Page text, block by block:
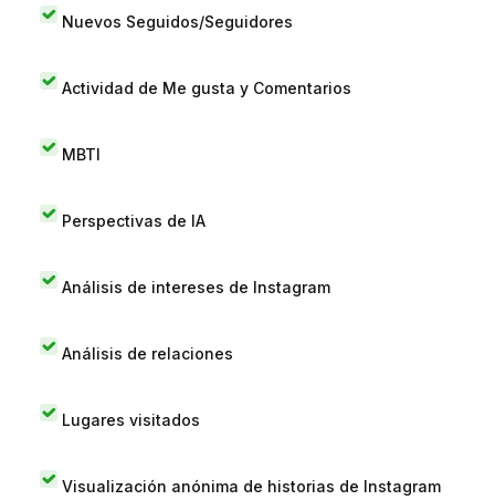
Nuevos Seguidos/Seguidores
Actividad de Me gusta y Comentarios
MBTI
Perspectivas de IA
Análisis de intereses de Instagram
Análisis de relaciones
Lugares visitados
Visualización anónima de historias de Instagram